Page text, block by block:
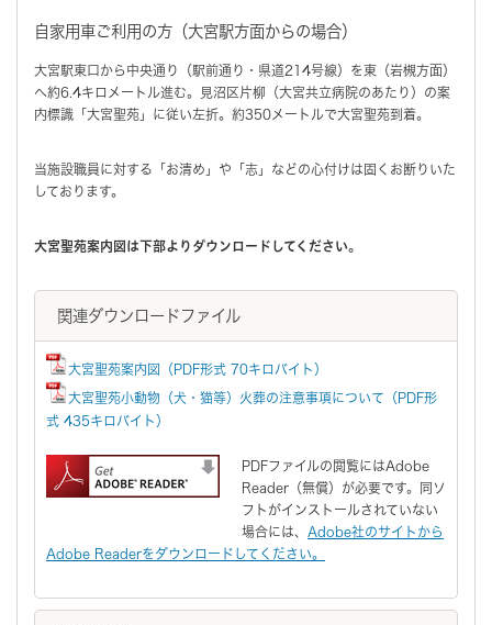
自家用車ご利用の方（大宮駅方面からの場合）
大宮駅東口から中央通り（駅前通り・県道214号線）を東（岩槻方面）
へ約6.4キロメートル進む。見沼区片柳（大宮共立病院のあたり）の案
内標識「大宮聖苑」に従い左折。約350メートルで大宮聖苑到着。
当施設職員に対する 「お清め」や「志」 などの心付けは固くお断りいた
しております。
大宮聖苑案内図は下部よりダウンロードしてください。
関連ダウンロードファイル
大宮聖苑案内図（PDF形式 70キロバイト）
大宮聖苑小動物（犬・猫等）火葬の注意事項について（PDF形
式 435キロバイト）
PDFファイルの閲覧にはAdobe
Reader（無償）が必要です。同ソ
フトがインストールされていない
場合には、 Adobe社のサイトから
Adobe Readerをダウンロードしてください。